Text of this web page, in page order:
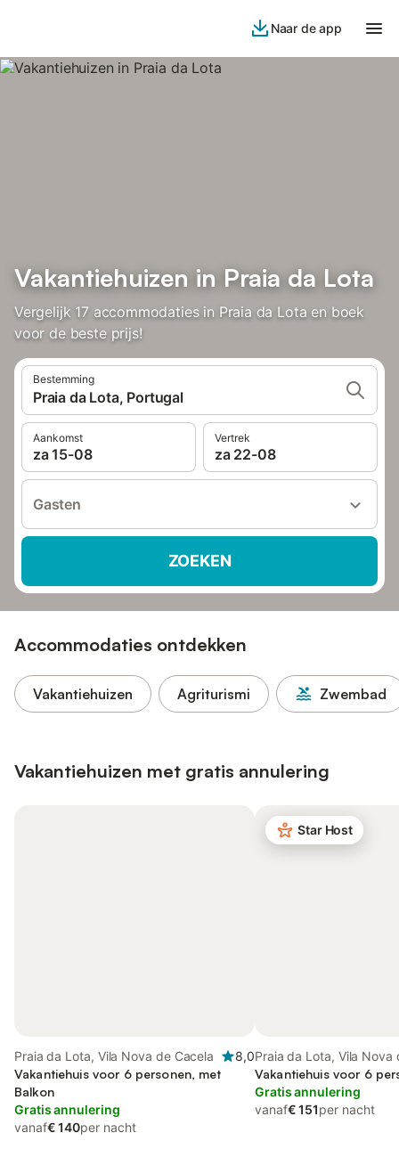
Naar de app
Vakantiehuizen in Praia da Lota
Vergelijk 17 accommodaties in Praia da Lota en boek
voor de beste prijs!
Bestemming
Praia da Lota, Portugal
Aankomst
za 15-08
Vertrek
za 22-08
Gasten
ZOEKEN
Accommodaties ontdekken
Vakantiehuizen Agriturismi Zwembad
Vakantiehuizen met gratis annulering
Praia da Lota, Vila Nova de Cacela
8,0
Vakantiehuis voor 6 personen, met
Balkon
Gratis annulering
vanaf€ 140per nacht
Star Host
Praia da Lota, Vila Nova
Vakantiehuis voor 6
Gratis annulering
vanaf€ 151per nacht